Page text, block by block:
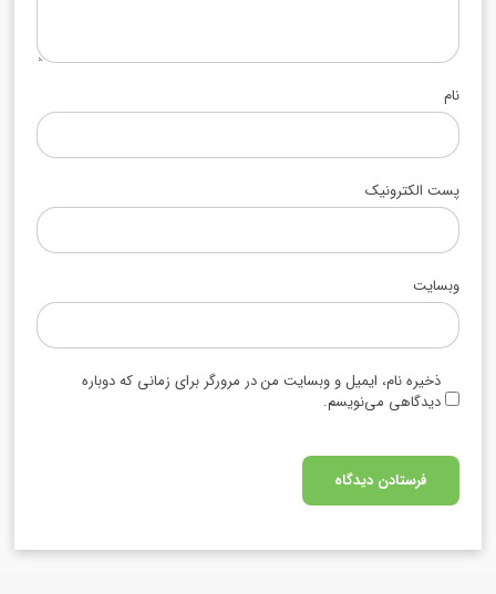
نام
پست الکترونیک
وبسایت
ذخیره نام، ایمیل و وبسایت من در مرورگر برای زمانی که دوباره
دیدگاهی می‌نویسم.